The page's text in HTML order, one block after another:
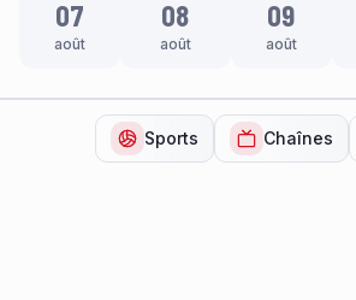
07
août
08
août
09
août
Sports Chaînes